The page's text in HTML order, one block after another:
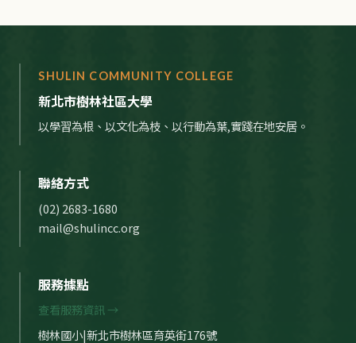
SHULIN COMMUNITY COLLEGE
新北市樹林社區大學
以學習為根、以文化為枝、以行動為葉,實踐在地安居。
聯絡方式
(02) 2683-1680
mail@shulincc.org
服務據點
查看服務資訊 →
樹林國小|新北市樹林區育英街176號